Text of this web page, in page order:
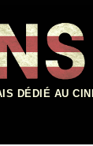
DÉDIÉ AU